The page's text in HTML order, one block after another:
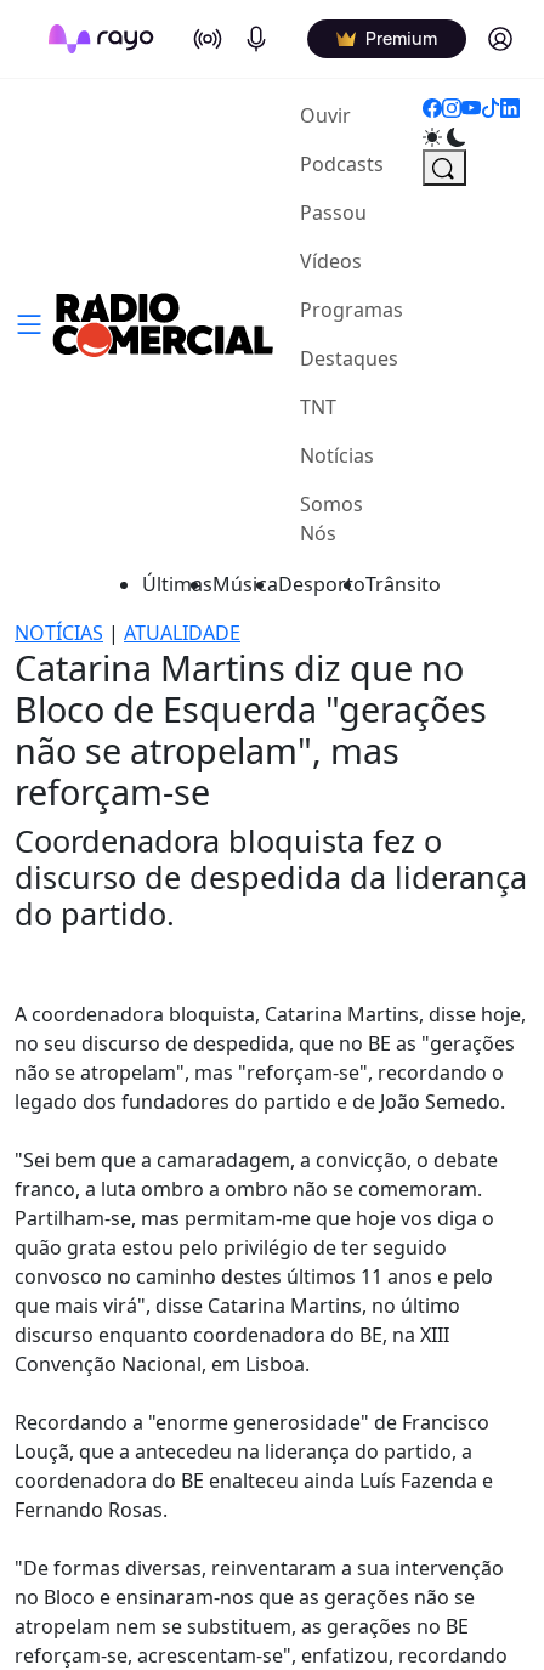
On Air Podcasts Premium Log in
Ouvir(current)
Podcasts
Passou
Vídeos
Programas
Destaques
TNT
Notícias
Somos
Nós
ÚltimasMúsicaDesportoTrânsito
NOTÍCIAS | ATUALIDADE
Catarina Martins diz que no
Bloco de Esquerda "gerações
não se atropelam", mas
reforçam-se
Coordenadora bloquista fez o
discurso de despedida da liderança
do partido.
A coordenadora bloquista, Catarina Martins, disse hoje,
no seu discurso de despedida, que no BE as "gerações
não se atropelam", mas "reforçam-se", recordando o
legado dos fundadores do partido e de João Semedo.
"Sei bem que a camaradagem, a convicção, o debate
franco, a luta ombro a ombro não se comemoram.
Partilham-se, mas permitam-me que hoje vos diga o
quão grata estou pelo privilégio de ter seguido
convosco no caminho destes últimos 11 anos e pelo
que mais virá", disse Catarina Martins, no último
discurso enquanto coordenadora do BE, na XIII
Convenção Nacional, em Lisboa.
Recordando a "enorme generosidade" de Francisco
Louçã, que a antecedeu na liderança do partido, a
coordenadora do BE enalteceu ainda Luís Fazenda e
Fernando Rosas.
"De formas diversas, reinventaram a sua intervenção
no Bloco e ensinaram-nos que as gerações não se
atropelam nem se substituem, as gerações no BE
reforçam-se, acrescentam-se", enfatizou, recordando